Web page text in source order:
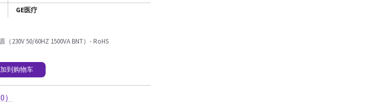
GE医疗
230V 50/60HZ 1500VA BNT）- RoHS
到购物车